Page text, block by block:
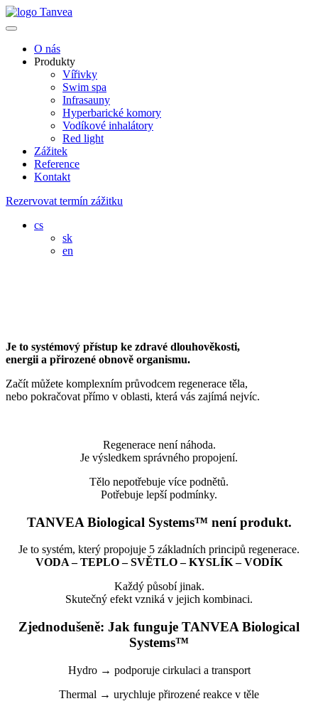
O nás
Produkty
Vířivky
Swim spa
Infrasauny
Hyperbarické komory
Vodíkové inhalátory
Red light
Zážitek
Reference
Kontakt
Rezervovat termín zážitku
cs
sk
en
Je to systémový přístup ke zdravé dlouhověkosti,
energii a přirozené obnově organismu.
Začít můžete komplexním průvodcem regenerace těla,
nebo pokračovat přímo v oblasti, která vás zajímá nejvíc.
Regenerace není náhoda.
Je výsledkem správného propojení.
Tělo nepotřebuje více podnětů.
Potřebuje lepší podmínky.
TANVEA Biological Systems™ není produkt.
Je to systém, který propojuje 5 základních principů regenerace.
VODA – TEPLO – SVĚTLO – KYSLÍK – VODÍK
Každý působí jinak.
Skutečný efekt vzniká v jejich kombinaci.
Zjednodušeně: Jak funguje TANVEA Biological
Systems™
Hydro → podporuje cirkulaci a transport
Thermal → urychluje přirozené reakce v těle